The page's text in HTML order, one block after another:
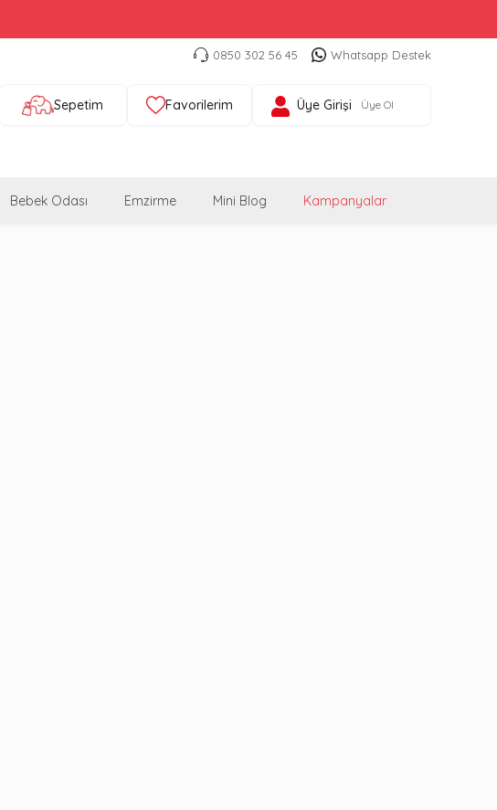
0850 302 56 45 Whatsapp Destek
Sepetim Favorilerim Üye Girişi Üye Ol
Bebek Odası Emzirme Mini Blog Kampanyalar